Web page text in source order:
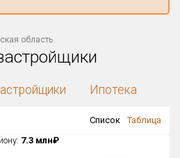
область
Ипотека
Список
Таблица
7.3 млн₽